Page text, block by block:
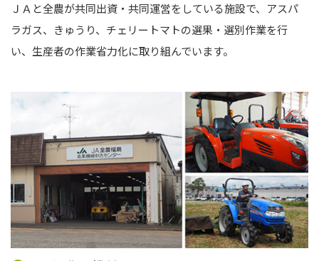
ＪＡと全農が共同出資・共同運営をしている施設で、アスパ
ラガス、きゅうり、チェリートマトの選果・選別作業を行
い、生産者の作業省力化に取り組んでいます。